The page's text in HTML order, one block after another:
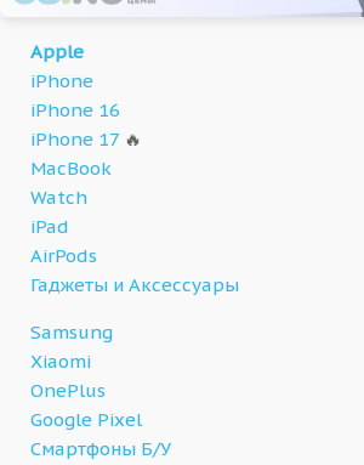
Apple
iPhone
iPhone 16
iPhone 17 🔥
MacBook
Watch
iPad
AirPods
Гаджеты и Аксессуары
Samsung
Xiaomi
OnePlus
Google Pixel
Смартфоны Б/У